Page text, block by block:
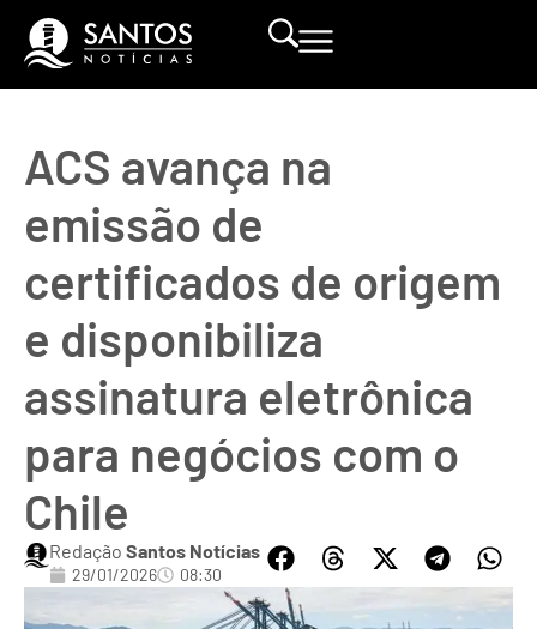
ACS avança na
emissão de
certificados de origem
e disponibiliza
assinatura eletrônica
para negócios com o
Chile
Redação Santos Notícias
29/01/2026 08:30